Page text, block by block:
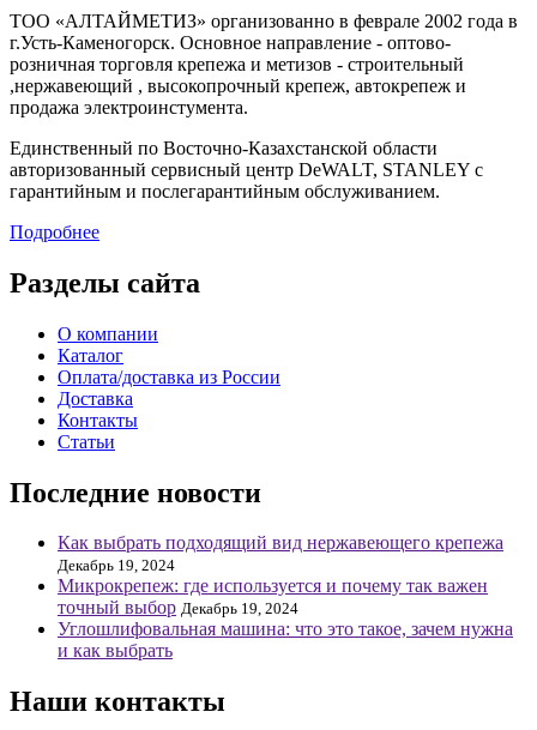
ТОО «АЛТАЙМЕТИЗ» организованно в феврале 2002 года в
г.Усть-Каменогорск. Основное направление - оптово-
розничная торговля крепежа и метизов - строительный
,нержавеющий , высокопрочный крепеж, автокрепеж и
продажа электроинстумента.
Единственный по Восточно-Казахстанской области
авторизованный сервисный центр DeWALT, STANLEY с
гарантийным и послегарантийным обслуживанием.
Подробнее
Разделы сайта
О компании
Каталог
Оплата/доставка из России
Доставка
Контакты
Статьи
Последние новости
Как выбрать подходящий вид нержавеющего крепежа
Декабрь 19, 2024
Микрокрепеж: где используется и почему так важен
точный выбор Декабрь 19, 2024
Углошлифовальная машина: что это такое, зачем нужна
и как выбрать
Наши контакты